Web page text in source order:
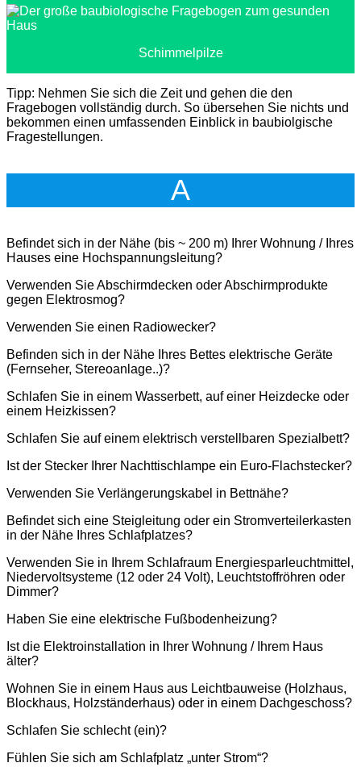
Schimmelpilze
Tipp: Nehmen Sie sich die Zeit und gehen die den
Fragebogen vollständig durch. So übersehen Sie nichts und
bekommen einen umfassenden Einblick in baubiolgische
Fragestellungen.
A
Befindet sich in der Nähe (bis ~ 200 m) Ihrer Wohnung / Ihres
Hauses eine Hochspannungsleitung?
Verwenden Sie Abschirmdecken oder Abschirmprodukte
gegen Elektrosmog?
Verwenden Sie einen Radiowecker?
Befinden sich in der Nähe Ihres Bettes elektrische Geräte
(Fernseher, Stereoanlage..)?
Schlafen Sie in einem Wasserbett, auf einer Heizdecke oder
einem Heizkissen?
Schlafen Sie auf einem elektrisch verstellbaren Spezialbett?
Ist der Stecker Ihrer Nachttischlampe ein Euro-Flachstecker?
Verwenden Sie Verlängerungskabel in Bettnähe?
Befindet sich eine Steigleitung oder ein Stromverteilerkasten
in der Nähe Ihres Schlafplatzes?
Verwenden Sie in Ihrem Schlafraum Energiesparleuchtmittel,
Niedervoltsysteme (12 oder 24 Volt), Leuchtstoffröhren oder
Dimmer?
Haben Sie eine elektrische Fußbodenheizung?
Ist die Elektroinstallation in Ihrer Wohnung / Ihrem Haus
älter?
Wohnen Sie in einem Haus aus Leichtbauweise (Holzhaus,
Blockhaus, Holzständerhaus) oder in einem Dachgeschoss?
Schlafen Sie schlecht (ein)?
Fühlen Sie sich am Schlafplatz „unter Strom“?